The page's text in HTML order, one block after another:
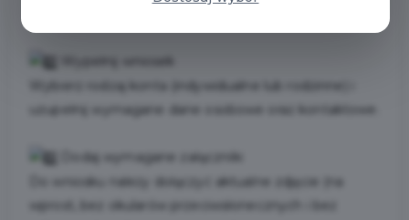
Wybierz rodzaj konta (indywidualne lub rodzinne) i
uzupełnij wymagane dane osobowe oraz kontaktowe.
Dodaj wymagane załączniki
Do wniosku należy dołączyć aktualne zdjęcie (na